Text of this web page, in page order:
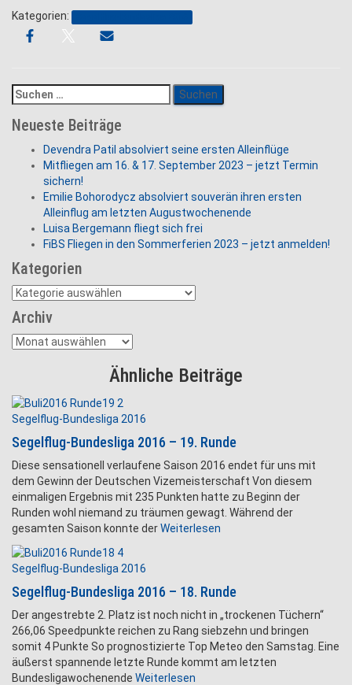
Kategorien:
Suchen
nach:
Neueste Beiträge
Devendra Patil absolviert seine ersten Alleinflüge
Mitfliegen am 16. & 17. September 2023 – jetzt Termin
sichern!
Emilie Bohorodycz absolviert souverän ihren ersten
Alleinflug am letzten Augustwochenende
Luisa Bergemann fliegt sich frei
FiBS Fliegen in den Sommerferien 2023 – jetzt anmelden!
Kategorien
Kategorien
Archiv
Archiv
Ähnliche Beiträge
Segelflug-Bundesliga 2016
Segelflug-Bundesliga 2016 – 19. Runde
Diese sensationell verlaufene Saison 2016 endet für uns mit
dem Gewinn der Deutschen Vizemeisterschaft Von diesem
einmaligen Ergebnis mit 235 Punkten hatte zu Beginn der
Runden wohl niemand zu träumen gewagt. Während der
gesamten Saison konnte derWeiterlesen
Segelflug-Bundesliga 2016
Segelflug-Bundesliga 2016 – 18. Runde
Der angestrebte 2. Platz ist noch nicht in „trockenen Tüchern“
266,06 Speedpunkte reichen zu Rang siebzehn und bringen
somit 4 Punkte So prognostizierte Top Meteo den Samstag. Eine
äußerst spannende letzte Runde kommt am letzten
Bundesligawochenende Weiterlesen